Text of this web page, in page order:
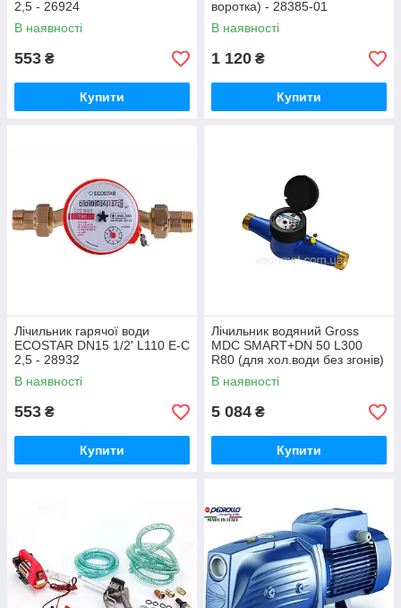
2,5 - 26924
В наявності
553 ₴
Купити
воротка) - 28385-01
В наявності
1 120 ₴
Купити
Лічильник гарячої води
ECOSTAR DN15 1/2' L110 E-C
2,5 - 28932
В наявності
553 ₴
Купити
Лічильник водяний Gross
MDC SMART+DN 50 L300
R80 (для хол.води без згонів)
- 29046
В наявності
5 084 ₴
Купити